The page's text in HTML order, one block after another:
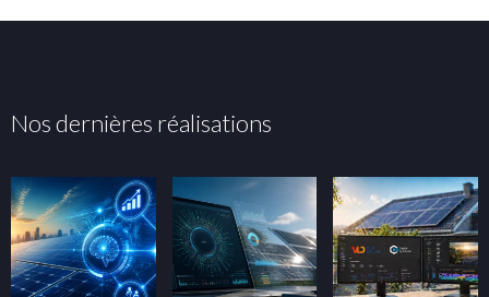
Nos dernières réalisations